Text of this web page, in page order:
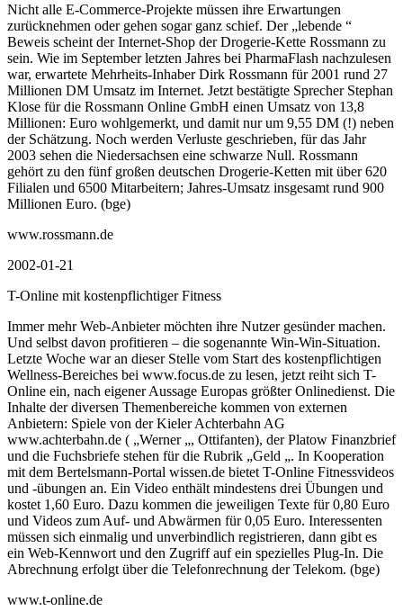
Nicht alle E-Commerce-Projekte müssen ihre Erwartungen
zurücknehmen oder gehen sogar ganz schief. Der „lebende “
Beweis scheint der Internet-Shop der Drogerie-Kette Rossmann zu
sein. Wie im September letzten Jahres bei PharmaFlash nachzulesen
war, erwartete Mehrheits-Inhaber Dirk Rossmann für 2001 rund 27
Millionen DM Umsatz im Internet. Jetzt bestätigte Sprecher Stephan
Klose für die Rossmann Online GmbH einen Umsatz von 13,8
Millionen: Euro wohlgemerkt, und damit nur um 9,55 DM (!) neben
der Schätzung. Noch werden Verluste geschrieben, für das Jahr
2003 sehen die Niedersachsen eine schwarze Null. Rossmann
gehört zu den fünf großen deutschen Drogerie-Ketten mit über 620
Filialen und 6500 Mitarbeitern; Jahres-Umsatz insgesamt rund 900
Millionen Euro. (bge)
www.rossmann.de
2002-01-21
T-Online mit kostenpflichtiger Fitness
Immer mehr Web-Anbieter möchten ihre Nutzer gesünder machen.
Und selbst davon profitieren – die sogenannte Win-Win-Situation.
Letzte Woche war an dieser Stelle vom Start des kostenpflichtigen
Wellness-Bereiches bei www.focus.de zu lesen, jetzt reiht sich T-
Online ein, nach eigener Aussage Europas größter Onlinedienst. Die
Inhalte der diversen Themenbereiche kommen von externen
Anbietern: Spiele von der Kieler Achterbahn AG
www.achterbahn.de ( „Werner „, Ottifanten), der Platow Finanzbrief
und die Fuchsbriefe stehen für die Rubrik „Geld „. In Kooperation
mit dem Bertelsmann-Portal wissen.de bietet T-Online Fitnessvideos
und -übungen an. Ein Video enthält mindestens drei Übungen und
kostet 1,60 Euro. Dazu kommen die jeweiligen Texte für 0,80 Euro
und Videos zum Auf- und Abwärmen für 0,05 Euro. Interessenten
müssen sich einmalig und unverbindlich registrieren, dann gibt es
ein Web-Kennwort und den Zugriff auf ein spezielles Plug-In. Die
Abrechnung erfolgt über die Telefonrechnung der Telekom. (bge)
www.t-online.de